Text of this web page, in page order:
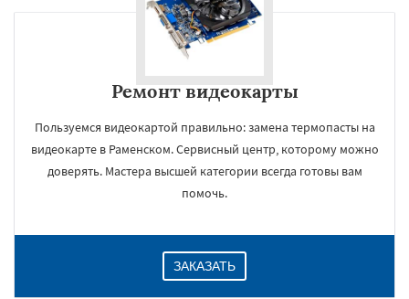
Ремонт видеокарты
Пользуемся видеокартой правильно: замена термопасты на
видеокарте в Раменском. Сервисный центр, которому можно
доверять. Мастера высшей категории всегда готовы вам
помочь.
ЗАКАЗАТЬ